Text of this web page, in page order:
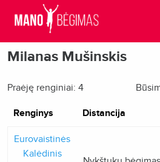
Milanas Mušinskis
Praėję renginiai: 4
Renginys Distancija
Eurovaistinės
Kalėdinis